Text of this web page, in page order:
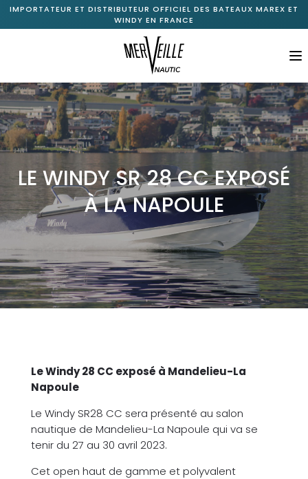
IMPORTATEUR ET DISTRIBUTEUR OFFICIEL DES BATEAUX MAREX ET
WINDY EN FRANCE
LE WINDY SR 28 CC EXPOSÉ
À LA NAPOULE
Le Windy 28 CC exposé à Mandelieu-La
Napoule
Le Windy SR28 CC sera présenté au salon
nautique de Mandelieu-La Napoule qui va se
tenir du 27 au 30 avril 2023.
Cet open haut de gamme et polyvalent
Accueil
À propos
Gamme Marex+
Gamme Windy+
Bateaux neufs disponibles
Bateaux d’occasion
Nos services
Nos actualités